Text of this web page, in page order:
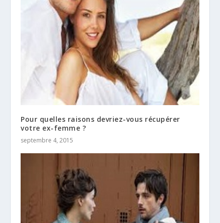
Pour quelles raisons devriez-vous récupérer
votre ex-femme ?
septembre 4, 2015